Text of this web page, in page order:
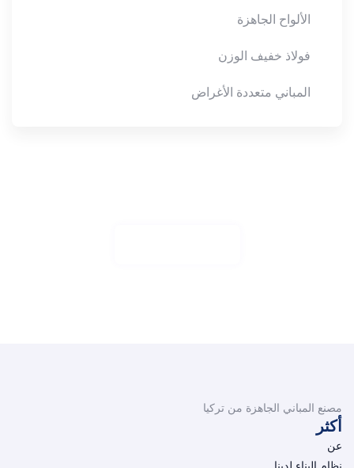
الألواح الجاهزة
فولاذ خفيف الوزن
المباني متعددة الأغراض
مصنع المباني الجاهزة من تركيا
أكثر
عن
نظام البناء لدينا